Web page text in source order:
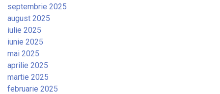
septembrie 2025
august 2025
iulie 2025
iunie 2025
mai 2025
aprilie 2025
martie 2025
februarie 2025